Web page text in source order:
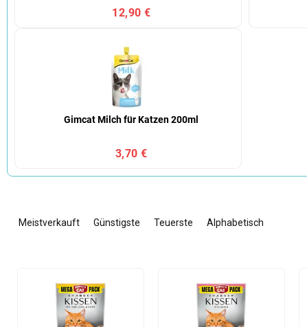
12,90 €
Gimcat Milch für Katzen 200ml
3,70 €
Meistverkauft Günstigste Teuerste Alphabetisch